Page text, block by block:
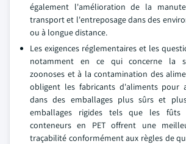
également l'amélioration de la
transport et l'entreposage dans des
ou à longue distance.
Les exigences réglementaires et les
notamment en ce qui concerne la
zoonoses et à la contamination des
obligent les fabricants d'aliments pour
dans des emballages plus sûrs et
emballages rigides tels que les
conteneurs en PET offrent une
traçabilité conformément aux règles de